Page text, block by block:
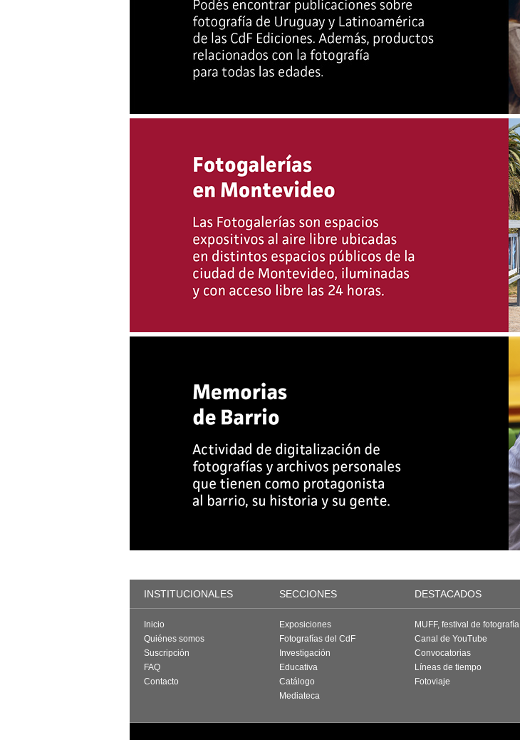
INSTITUCIONALES SECCIONES DESTACADOS
Inicio
Quiénes somos
Suscripción
FAQ
Contacto
Exposiciones
Fotografías del CdF
Investigación
Educativa
Catálogo
Mediateca
MUFF, festival de fotografía
Canal de YouTube
Convocatorias
Líneas de tiempo
Fotoviaje